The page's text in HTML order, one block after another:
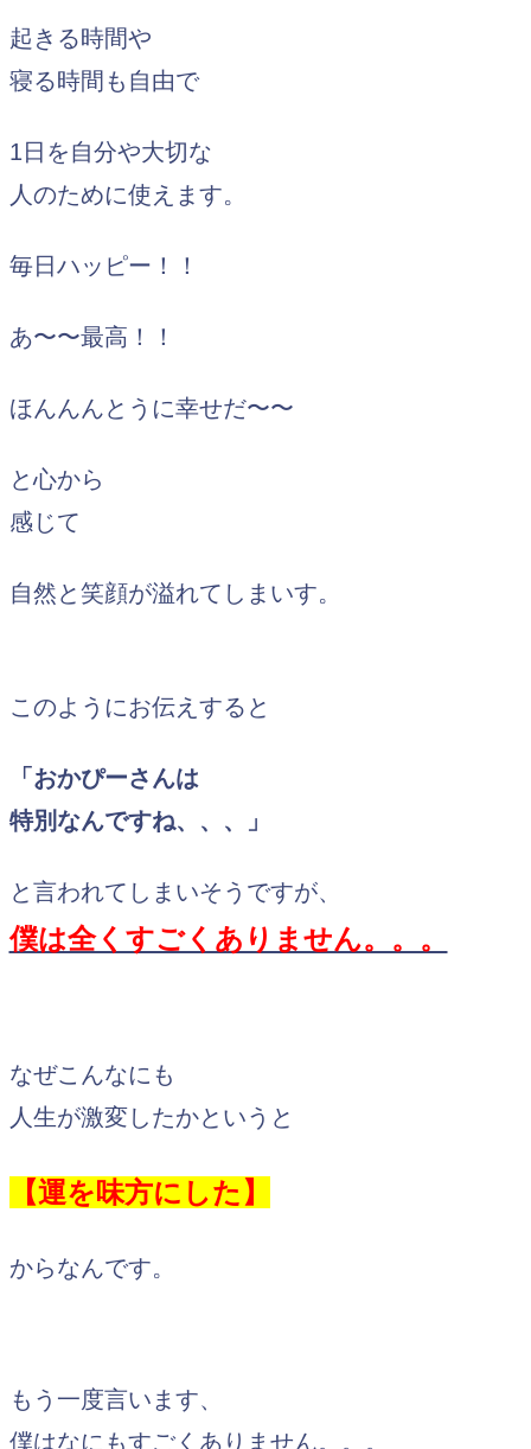
起きる時間や
寝る時間も自由で
1日を自分や大切な
人のために使えます。
毎日ハッピー！！
あ〜〜最高！！
ほんんんとうに幸せだ〜〜
と心から
感じて
自然と笑顔が溢れてしまいす。
このようにお伝えすると
「おかぴーさんは
特別なんですね、、、」
と言われてしまいそうですが、
僕は全くすごくありません。。。
なぜこんなにも
人生が激変したかというと
【運を味方にした】
からなんです。
もう一度言います、
僕はなにもすごくありません。。。